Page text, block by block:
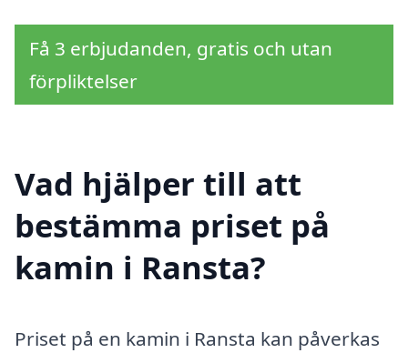
Få 3 erbjudanden, gratis och utan
förpliktelser
Vad hjälper till att
bestämma priset på
kamin i Ransta?
Priset på en kamin i Ransta kan påverkas